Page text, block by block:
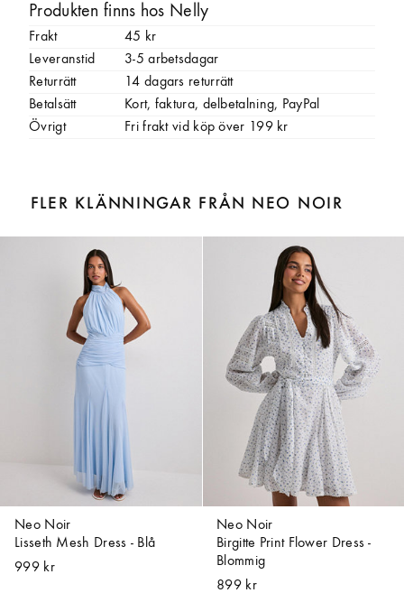
Produkten finns hos Nelly
Frakt
45 kr
Leveranstid
3-5 arbetsdagar
Returrätt
14 dagars returrätt
Betalsätt
Kort, faktura, delbetalning, PayPal
Övrigt
Fri frakt vid köp över 199 kr
FLER KLÄNNINGAR FRÅN NEO NOIR
Neo Noir
Lisseth Mesh Dress - Blå
999 kr
Neo Noir
Birgitte Print Flower Dress -
Blommig
899 kr